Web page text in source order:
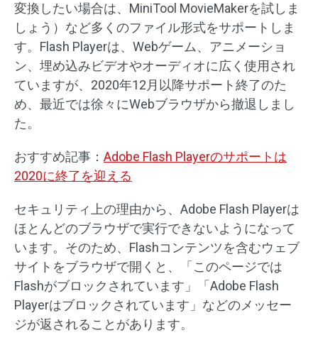
変換したい場合は、MiniTool MovieMakerを試しま
しょう）など多くのファイル形式をサポートしま
す。Flash Playerは、Webゲーム、アニメーショ
ン、埋め込みビデオやオーディオに広く使用され
ていますが、2020年12月以降サポート終了のた
め、最近では徐々にWebブラウザから撤退しまし
た。
おすすめ記事： Adobe Flash Playerのサポートは
2020に終了を迎える
セキュリティ上の理由から、Adobe Flash Playerは
ほとんどのブラウザで実行できないようになって
います。そのため、Flashコンテンツを含むウェブ
サイトをブラウザで開くと、「このページでは
Flashがブロックされています」「Adobe Flash
Playerはブロックされています」などのメッセー
ジが返されることがあります。